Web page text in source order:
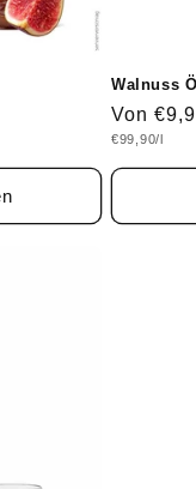
Walnuss Öl
Preis
Von
Grundpreis
€99,90/l